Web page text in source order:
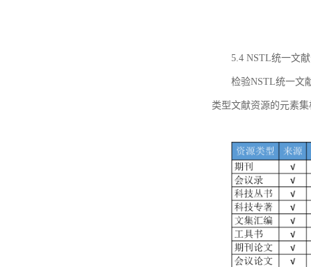
5.4 NSTL统一文
检验NSTL统一文
类型文献资源的元素